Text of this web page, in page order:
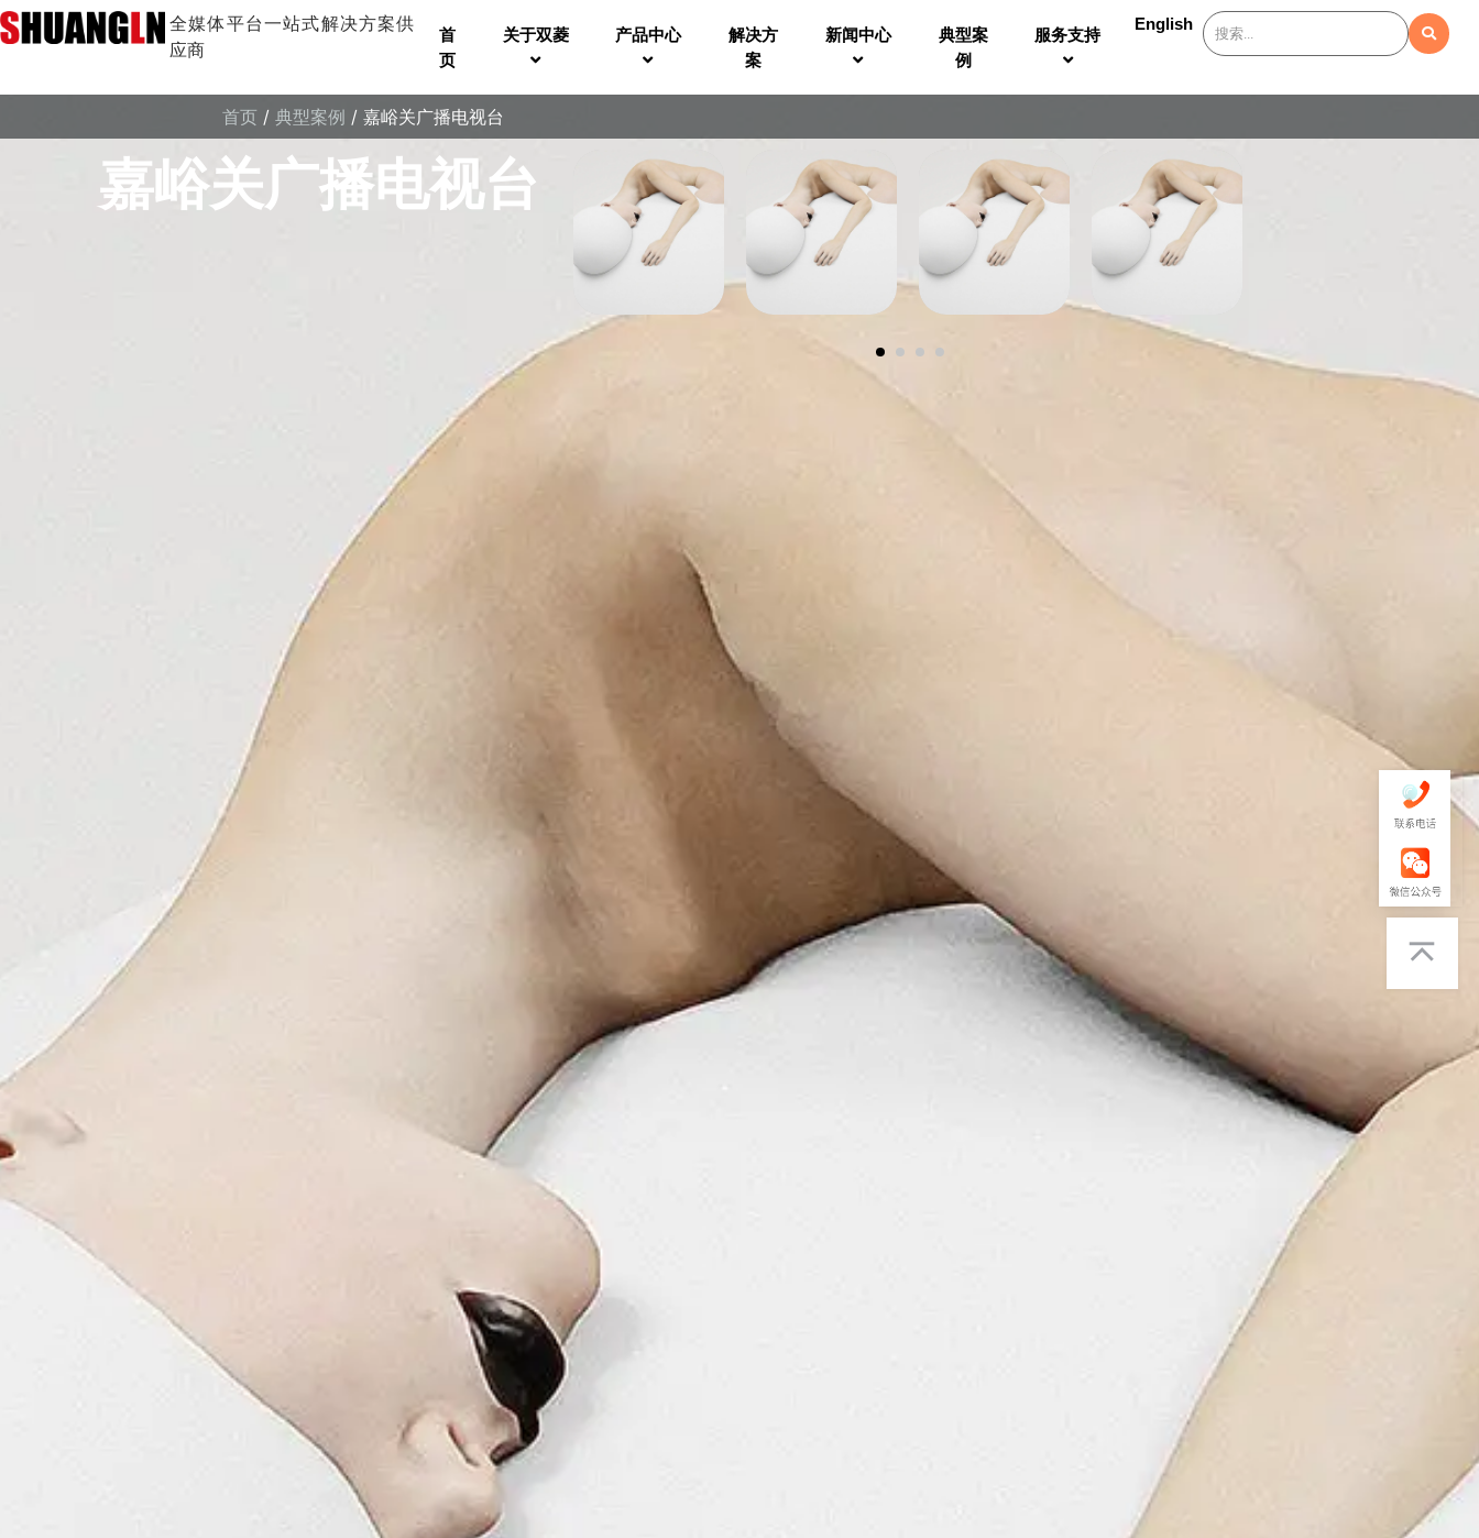
全媒体平台一站式解决方案供
应商
首
页
关于双菱 产品中心
解决方
案
新闻中心
典型案
例
服务支持
English
首页/ 典型案例 / 嘉峪关广播电视台
嘉峪关广播电视台